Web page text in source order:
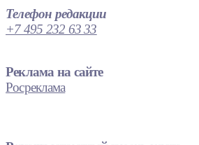
Телефон редакции
+7 495 232 63 33
Реклама на сайте
Росреклама